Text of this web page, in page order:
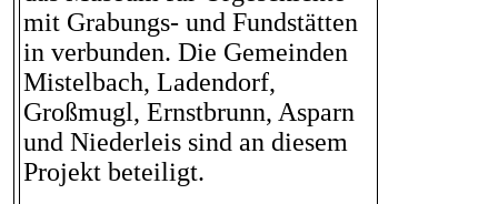
mit Grabungs- und Fundstätten
in verbunden. Die Gemeinden
Mistelbach, Ladendorf,
Großmugl, Ernstbrunn, Asparn
und Niederleis sind an diesem
Projekt beteiligt.